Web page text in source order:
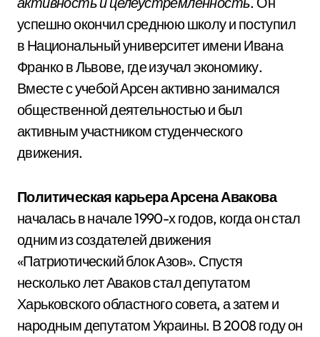
успешно окончил среднюю школу и поступил
в Национальный университет имени Ивана
Франко в Львове, где изучал экономику.
Вместе с учебой Арсен активно занимался
общественной деятельностью и был
активным участником студенческого
движения.
Политическая карьера Арсена Авакова
началась в начале 1990-х годов, когда он стал
одним из создателей движения
«Патриотический блок Азов». Спустя
несколько лет Аваков стал депутатом
Харьковского областного совета, а затем и
народным депутатом Украины. В 2008 году он